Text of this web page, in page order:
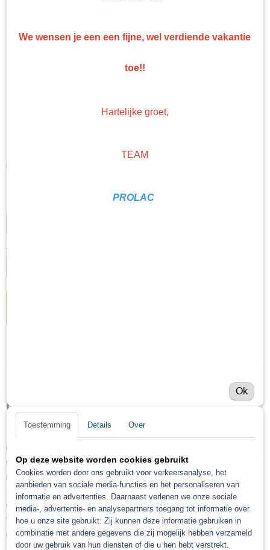
Gerko ontvetter
€ 13,52
Aantal
5,00 Kg
Gerko ontvetter 1 5 of 25 liter
Gerko solventgedragen ontvetter is een universele ontvetter
voor het reinigen en ontvetten van allerlei ondergronden zoals
autolak, plamuur, primer, grondlak, blanke lak, metaal etc.
Deze universele ontvetter verwijdert gemakkelijk stof, vuil, vet,
teer en verwijdert tevens siliconen.
Te gebruiken in combinatie met de Gerko ontvettingsdoeken
OD10.
We wensen je een een fijne, wel verdiende vakantie
toe!!
Hartelijke groet,
TEAM
PROLAC
Ok
Toestemming Details Over
Op deze website worden cookies gebruikt
Cookies worden door ons gebruikt voor verkeersanalyse, het
aanbieden van sociale media-functies en het personaliseren van
informatie en advertenties. Daarnaast verlenen we onze sociale
media-, advertentie- en analysepartners toegang tot informatie over
hoe u onze site gebruikt. Zij kunnen deze informatie gebruiken in
combinatie met andere gegevens die zij mogelijk hebben verzameld
door uw gebruik van hun diensten of die u hen hebt verstrekt.